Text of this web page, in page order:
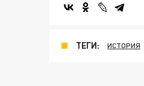
ТЕГИ: ИСТОРИЯ